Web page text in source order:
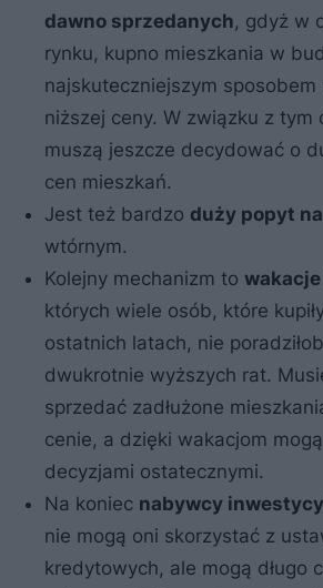
dawno sprzedanych, gdyż w
rynku, kupno mieszkania w
najskuteczniejszym sposobem
niższej ceny. W związku z tym
muszą jeszcze decydować o
cen mieszkań.
Jest też bardzo duży popyt
wtórnym.
Kolejny mechanizm to
których wiele osób, które
ostatnich latach, nie
dwukrotnie wyższych rat.
sprzedać zadłużone
cenie, a dzięki wakacjom
decyzjami ostatecznymi.
Na koniec nabywcy
nie mogą oni skorzystać z
kredytowych, ale mogą długo